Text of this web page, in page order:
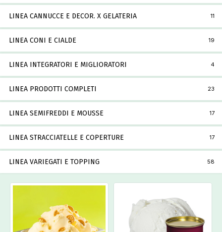
LINEA CANNUCCE E DECOR. X GELATERIA 11
LINEA CONI E CIALDE 19
LINEA INTEGRATORI E MIGLIORATORI 4
LINEA PRODOTTI COMPLETI 23
LINEA SEMIFREDDI E MOUSSE 17
LINEA STRACCIATELLE E COPERTURE 17
LINEA VARIEGATI E TOPPING 58